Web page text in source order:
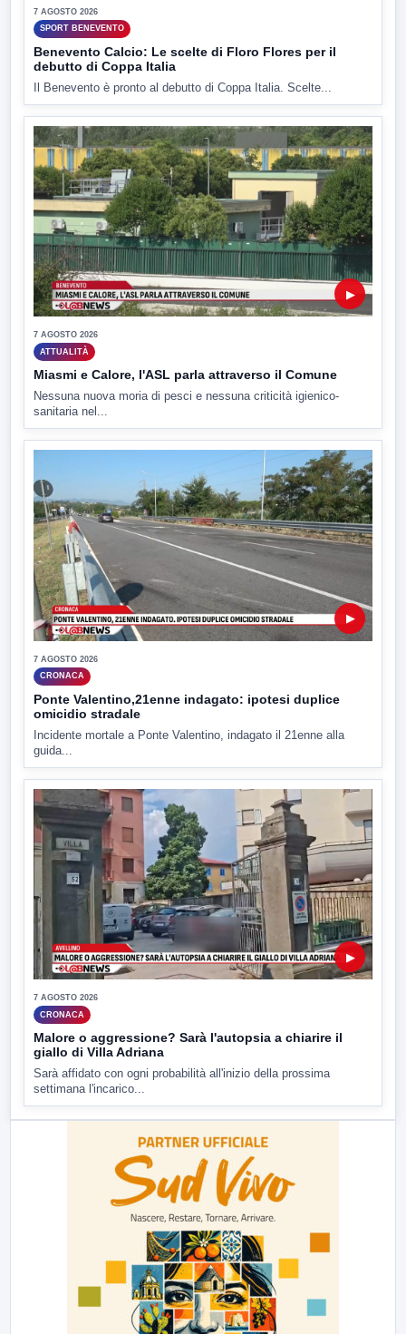
7 AGOSTO 2026
SPORT BENEVENTO
Benevento Calcio: Le scelte di Floro Flores per il
debutto di Coppa Italia
Il Benevento è pronto al debutto di Coppa Italia. Scelte...
▶
7 AGOSTO 2026
ATTUALITÀ
Miasmi e Calore, l'ASL parla attraverso il Comune
Nessuna nuova moria di pesci e nessuna criticità igienico-
sanitaria nel...
▶
7 AGOSTO 2026
CRONACA
Ponte Valentino,21enne indagato: ipotesi duplice
omicidio stradale
Incidente mortale a Ponte Valentino, indagato il 21enne alla
guida...
▶
7 AGOSTO 2026
CRONACA
Malore o aggressione? Sarà l'autopsia a chiarire il
giallo di Villa Adriana
Sarà affidato con ogni probabilità all'inizio della prossima
settimana l'incarico...